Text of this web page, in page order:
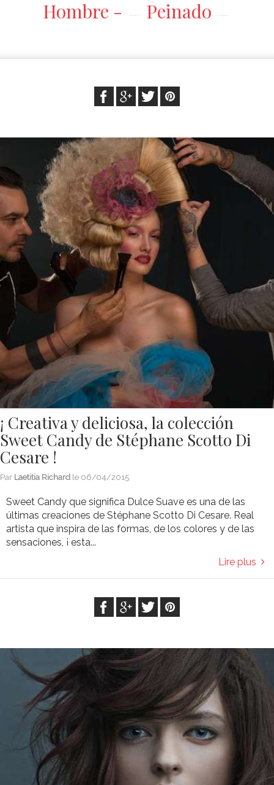
Hombre - Peinado
¡ Creativa y deliciosa, la colección
Sweet Candy de Stéphane Scotto Di
Cesare !
Par Laetitia Richard le 06/04/2015
Sweet Candy que significa Dulce Suave es una de las
últimas creaciones de Stéphane Scotto Di Cesare. Real
artista que inspira de las formas, de los colores y de las
sensaciones, ¡ esta...
Lire plus